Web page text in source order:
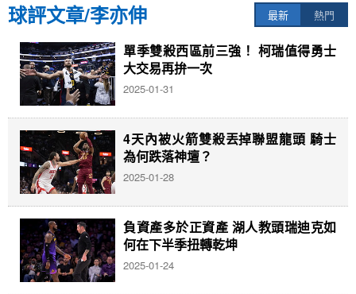
球評文章/李亦伸 最新 熱門
單季雙殺西區前三強！ 柯瑞值得勇士
大交易再拚一次
2025-01-31
4天內被火箭雙殺丟掉聯盟龍頭 騎士
為何跌落神壇？
2025-01-28
負資產多於正資產 湖人教頭瑞迪克如
何在下半季扭轉乾坤
2025-01-24